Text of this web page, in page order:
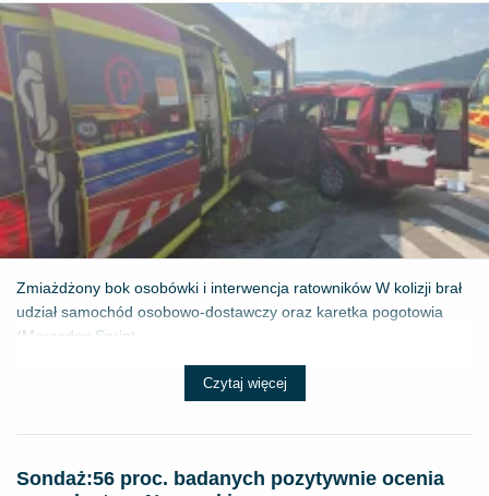
Zmiażdżony bok osobówki i interwencja ratowników W kolizji brał
udział samochód osobowo-dostawczy oraz karetka pogotowia
(Mercedes Sprint...
Czytaj więcej
​Sondaż:56 proc. badanych pozytywnie ocenia